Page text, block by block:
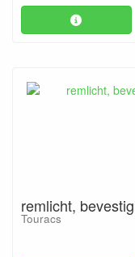
remlicht,
Touracs